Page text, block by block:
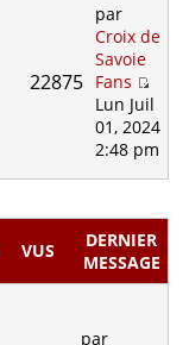
22875
par
Croix de
Savoie
Fans
Lun Juil
01, 2024
2:48 pm
VUS
DERNIER
MESSAGE
par